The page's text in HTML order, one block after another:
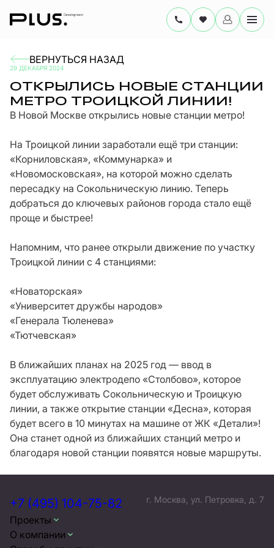
ВЕРНУТЬСЯ НАЗАД
29 ДЕКАБРЯ 2024
ОТКРЫЛИСЬ НОВЫЕ СТАНЦИИ
МЕТРО ТРОИЦКОЙ ЛИНИИ!
В Новой Москве открылись новые станции метро!
На Троицкой линии заработали ещё три станции:
«Корниловская», «Коммунарка» и
«Новомосковская», на которой можно сделать
пересадку на Сокольническую линию. Теперь
добраться до ключевых районов города стало ещё
проще и быстрее!
Напомним, что ранее открыли движение по участку
Троицкой линии с 4 станциями:
«Новаторская»
«Университет дружбы народов»
«Генерала Тюленева»
«Тютчевская»
В ближайших планах на 2025 год — ввод в
эксплуатацию электродепо «Столбово», которое
будет обслуживать Сокольническую и Троицкую
линии, а также открытие станции «Десна», которая
будет всего в 10 минутах на машине от ЖК «Детали»!
Она станет одной из ближайших станций метро и
благодаря новой станции появятся новые маршруты.
Проекты
О компании
+7 (495) 104-75-82 г. Москва, ул. Петровка, д. 7